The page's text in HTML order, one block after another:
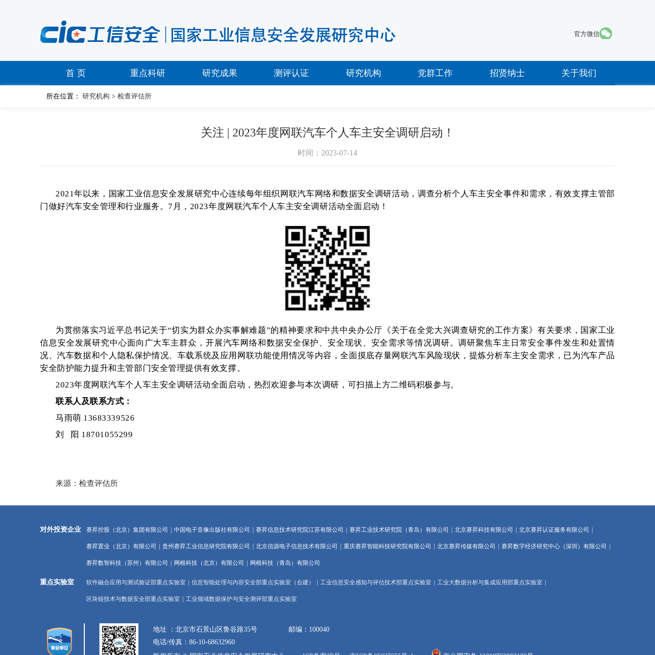
官方微信 ·
首 页 重点科研 研究成果 测评认证 研究机构 党群工作 招贤纳士 关于我们
所在位置： 研究机构 >检查评估所
关注 | 2023年度网联汽车个人车主安全调研启动！
时间：2023-07-14
2021年以来，国家工业信息安全发展研究中心连续每年组织网联汽车网络和数据安全调研活动，调查分析个人车主安全事件和需求，有效支撑主管部
门做好汽车安全管理和行业服务。7月，2023年度网联汽车个人车主安全调研活动全面启动！
为贯彻落实习近平总书记关于“切实为群众办实事解难题”的精神要求和中共中央办公厅《关于在全党大兴调查研究的工作方案》有关要求，国家工业
信息安全发展研究中心面向广大车主群众，开展汽车网络和数据安全保护、安全现状、安全需求等情况调研。调研聚焦车主日常安全事件发生和处置情
况、汽车数据和个人隐私保护情况、车载系统及应用网联功能使用情况等内容，全面摸底存量网联汽车风险现状，提炼分析车主安全需求，已为汽车产品
安全防护能力提升和主管部门安全管理提供有效支撑。
2023年度网联汽车个人车主安全调研活动全面启动，热烈欢迎参与本次调研，可扫描上方二维码积极参与。
联系人及联系方式：
马雨萌 13683339526
刘 阳 18701055299
来源：检查评估所
对外投资企业 赛昇控股（北京）集团有限公司 中国电子音像出版社有限公司 赛昇信息技术研究院江苏有限公司 赛昇工业技术研究院（青岛）有限公司 北京赛昇科技有限公司 北京赛昇认证服务有限公司
赛昇置业（北京）有限公司 贵州赛昇工业信息研究院有限公司 北京信源电子信息技术有限公司 重庆赛昇智能科技研究院有限公司 北京赛昇传媒有限公司 赛昇数字经济研究中心（深圳）有限公司
赛昇数智科技（苏州）有限公司 网根科技（北京）有限公司 网根科技（青岛）有限公司
重点实验室 软件融合应用与测试验证部重点实验室 信息智能处理与内容安全部重点实验室（合建） 工业信息安全感知与评估技术部重点实验室 工业大数据分析与集成应用部重点实验室
区块链技术与数据安全部重点实验室 工业领域数据保护与安全测评部重点实验室
地址 ：北京市石景山区鲁谷路35号 邮编：100040
电话/传真：86-10-68632960